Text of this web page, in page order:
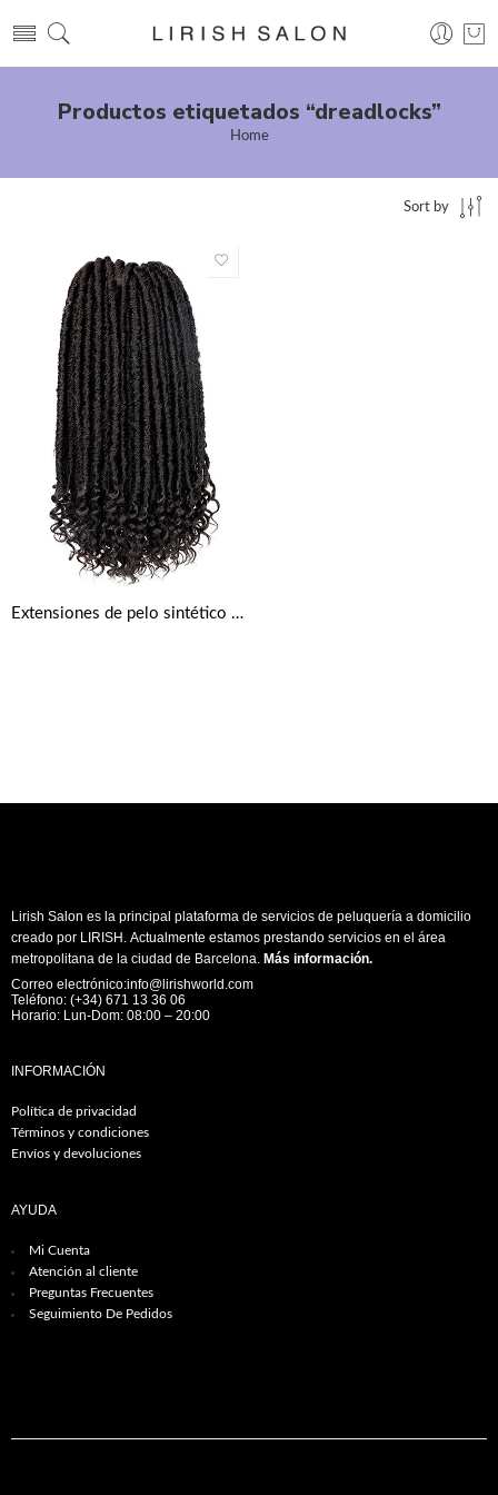
Productos etiquetados “dreadlocks”
Home
Sort by
Extensiones de pelo sintético rastas Goddess Faux Locs Crochet
Lirish Salon es la principal plataforma de servicios de peluquería a domicilio
creado por LIRISH. Actualmente estamos prestando servicios en el área
metropolitana de la ciudad de Barcelona. Más información.
Correo electrónico:info@lirishworld.com
Teléfono: (+34) 671 13 36 06
Horario: Lun-Dom: 08:00 – 20:00
INFORMACIÓN
Política de privacidad
Términos y condiciones
Envíos y devoluciones
AYUDA
Mi Cuenta
Atención al cliente
Preguntas Frecuentes
Seguimiento De Pedidos